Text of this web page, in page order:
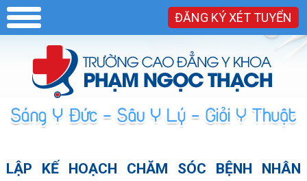
ĐĂNG KÝ XÉT TUYỂN
LẬP KẾ HOẠCH CHĂM SÓC BỆNH NHÂN